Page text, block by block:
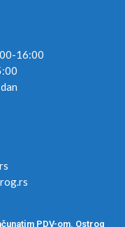
16:00
PDV-om. Ostrog